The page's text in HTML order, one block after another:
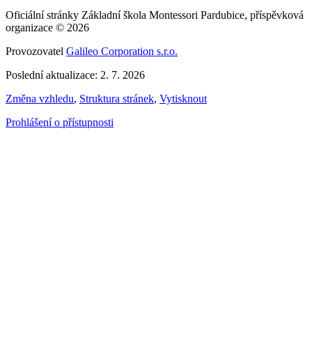
Oficiální stránky Základní škola Montessori Pardubice, příspěvková
organizace © 2026
Provozovatel Galileo Corporation s.r.o.
Poslední aktualizace: 2. 7. 2026
Změna vzhledu, Struktura stránek, Vytisknout
Prohlášení o přístupnosti